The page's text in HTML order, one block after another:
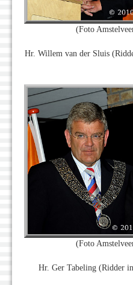
(Foto
Hr. Willem van der Sluis
(Foto
Hr. Ger Tabeling (Ridder